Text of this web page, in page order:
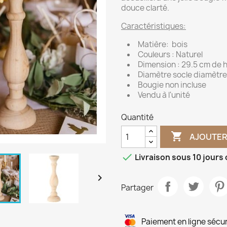

douce clarté.
Caractéristiques:
Matière: bois
Couleurs : Naturel
Dimension : 29.5 cm de
Diamètre socle
Bougie non incluse
Vendu à l'unité
Quantité

 Livraison sous 10 jours
Partager
Paiement en ligne